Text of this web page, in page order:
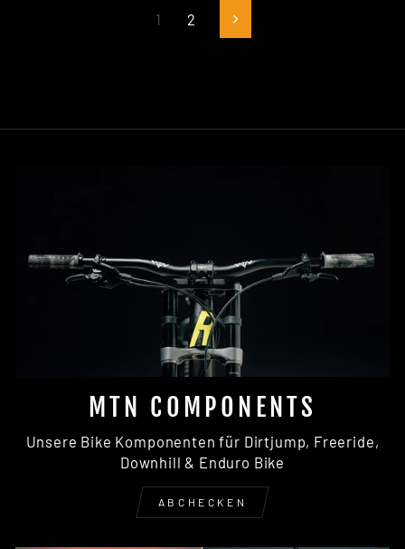
1 2 Next
MTN COMPONENTS
Unsere Bike Komponenten für Dirtjump, Freeride,
Downhill & Enduro Bike
ABCHECKEN